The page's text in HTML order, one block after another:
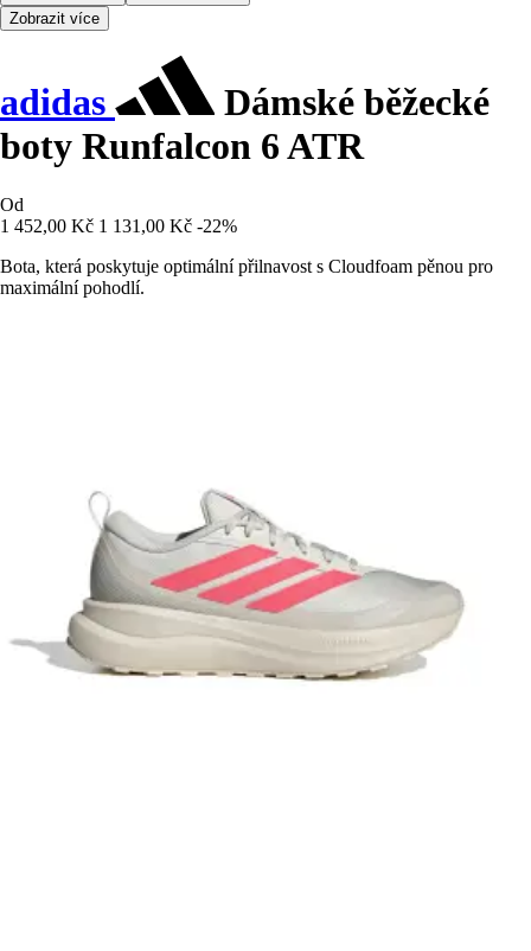
Zobrazit více
adidas
Dámské běžecké
boty Runfalcon 6 ATR
Od
1 452,00 Kč 1 131,00 Kč -22%
Bota, která poskytuje optimální přilnavost s Cloudfoam pěnou pro
maximální pohodlí.